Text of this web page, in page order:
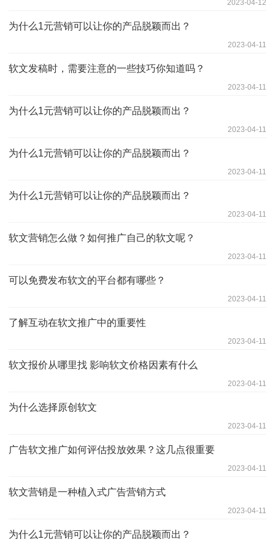
2023-04-12
为什么1元营销可以让你的产品脱颖而出？
2023-04-11
软文发稿时，需要注意的一些技巧你知道吗？
2023-04-11
为什么1元营销可以让你的产品脱颖而出？
2023-04-11
为什么1元营销可以让你的产品脱颖而出？
2023-04-11
为什么1元营销可以让你的产品脱颖而出？
2023-04-11
软文营销怎么做？如何推广自己的软文呢？
2023-04-11
可以免费发布软文的平台都有哪些？
2023-04-11
了解互动在软文推广中的重要性
2023-04-11
软文报价从哪里找 影响软文价格因素有什么
2023-04-11
为什么选择原创软文
2023-04-11
广告软文推广如何评估投放效果？这几点很重要
2023-04-11
软文营销是一种植入式广告营销方式
2023-04-11
为什么1元营销可以让你的产品脱颖而出？